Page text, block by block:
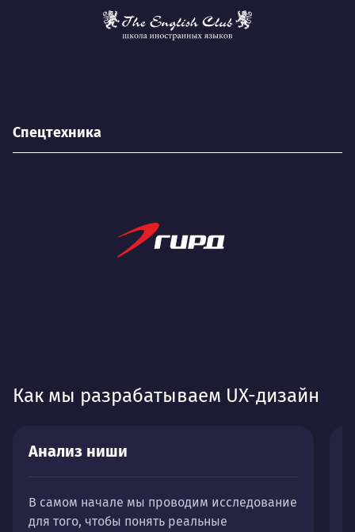
Спецтехника
Как мы разрабатываем UX-дизайн
Анализ ниши
В самом начале мы проводим исследование
для того, чтобы понять реальные